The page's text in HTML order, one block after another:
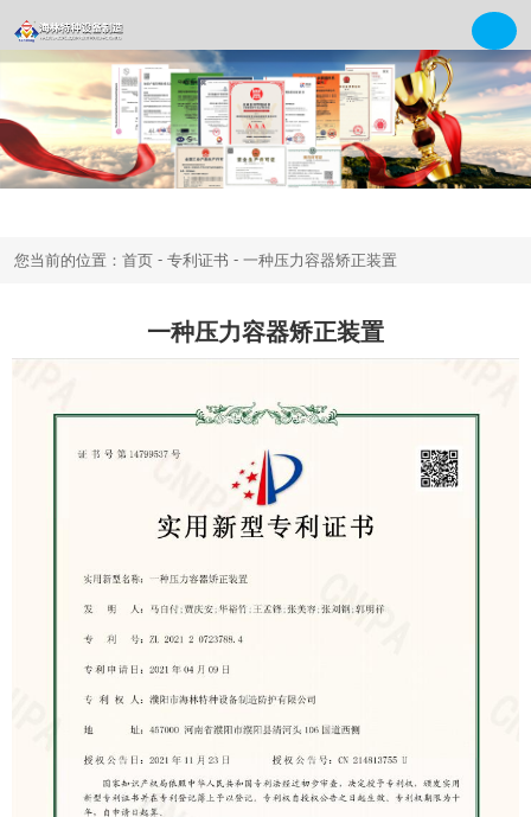
您当前的位置：首页 - 专利证书 - 一种压力容器矫正装置
一种压力容器矫正装置